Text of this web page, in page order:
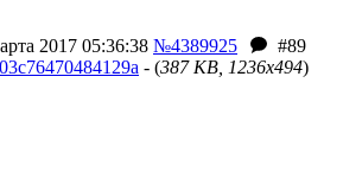
2017 05:36:38 №4389925
#89
- (387 KB, 1236x494)